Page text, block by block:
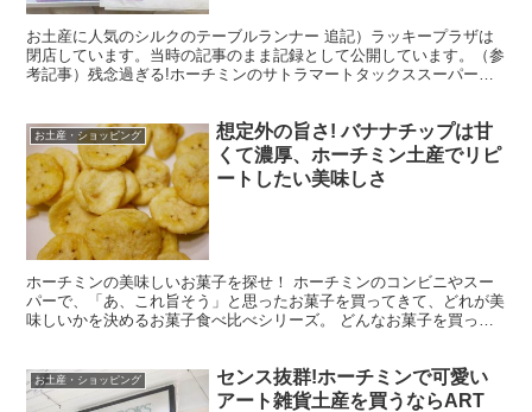
お土産に人気のシルクのテーブルランナー 追記）ラッキープラザは
閉店しています。当時の記事のまま記録として公開しています。（参
考記事）残念過ぎる!ホーチミンのサトラマートタックススーパーが
お土産・ショッピング
想定外の旨さ! バナナチップは甘
くて濃厚、ホーチミン土産でリピ
ートしたい美味しさ
ホーチミンの美味しいお菓子を探せ！ ホーチミンのコンビニやスー
パーで、「あ、これ旨そう」と思ったお菓子を買ってきて、どれが美
味しいかを決めるお菓子食べ比べシリーズ。 どんなお菓子を買って
お土産・ショッピング
センス抜群!ホーチミンで可愛い
アート雑貨土産を買うならART